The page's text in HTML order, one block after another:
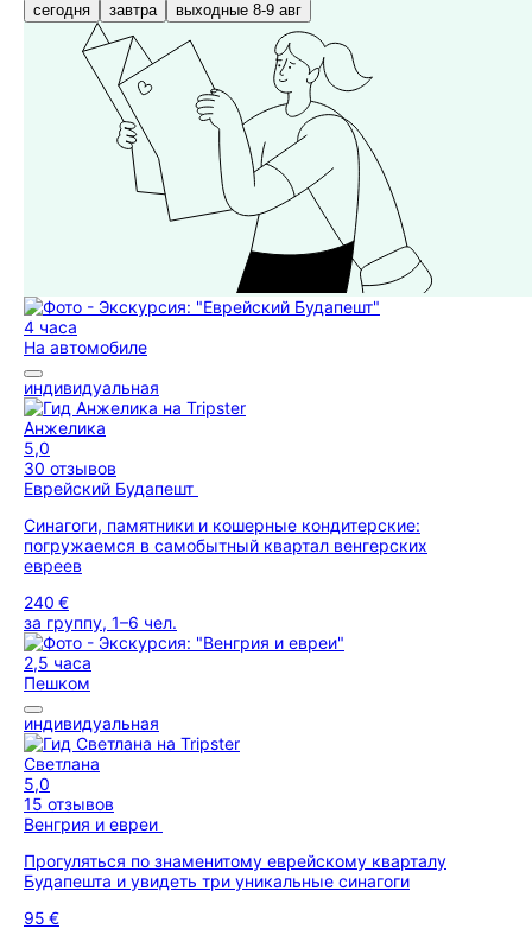
сегодня завтра выходные 8-9 авг
4 часа
На автомобиле
индивидуальная
Анжелика
5,0
30 отзывов
Еврейский Будапешт
Синагоги, памятники и кошерные кондитерские:
погружаемся в самобытный квартал венгерских
евреев
240 €
за группу, 1–6 чел.
2,5 часа
Пешком
индивидуальная
Светлана
5,0
15 отзывов
Венгрия и евреи
Прогуляться по знаменитому еврейскому кварталу
Будапешта и увидеть три уникальные синагоги
95 €